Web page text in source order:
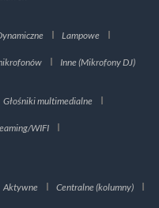
Lampowe
Inne (Mikrofony DJ)
Głośniki multimedialne
WIFI
Aktywne Centralne (kolumny)